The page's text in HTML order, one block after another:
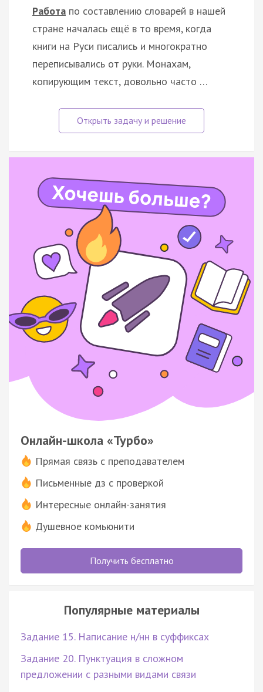
Работа по составлению словарей в нашей
стране началась ещё в то время, когда
книги на Руси писались и многократно
переписывались от руки. Монахам,
копирующим текст, довольно часто …
Онлайн-школа «Турбо»
Прямая связь с преподавателем
Письменные дз с проверкой
Интересные онлайн-занятия
Душевное комьюнити
Получить бесплатно
Популярные материалы
Задание 15. Написание н/нн в суффиксах
Задание 20. Пунктуация в сложном
предложении с разными видами связи